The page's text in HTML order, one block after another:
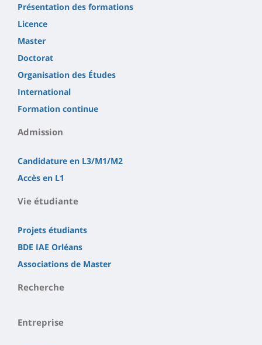
Présentation des formations
Licence
Master
Doctorat
Organisation des Études
International
Formation continue
Admission
Candidature en L3/M1/M2
Accès en L1
Vie étudiante
Projets étudiants
BDE IAE Orléans
Associations de Master
Recherche
Entreprise